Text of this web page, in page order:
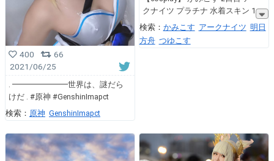
400
66
2021/06/25
. ━━━━━━━世界は、謎だら
けだ . #原神 #GenshinImapct
検索： 原神 GenshinImapct
クナイツ プラチナ 水着スキン 1
検索： かみこす アークナイツ 明日
方舟 つゆこす